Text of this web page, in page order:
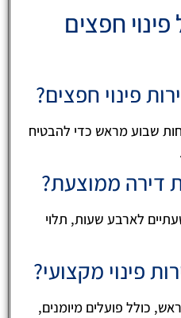
חפצים
פינוי חפצים?
שבוע מראש כדי להבטיח
דירה ממוצעת?
לארבע שעות, תלוי
פינוי מקצועי?
כולל פועלים מיומנים,